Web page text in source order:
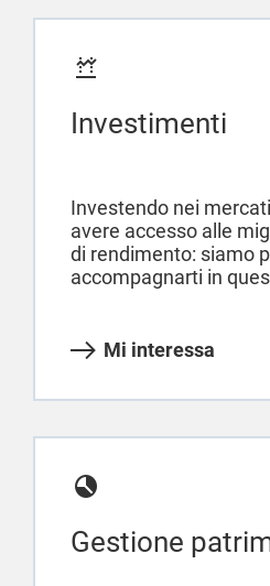
Investimenti
Investendo nei
avere accesso alle
di rendimento: siamo
accompagnarti in
Mi interessa
Gestione